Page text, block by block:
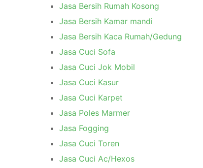
Jasa Bersih Rumah Kosong
Jasa Bersih Kamar mandi
Jasa Bersih Kaca Rumah/Gedung
Jasa Cuci Sofa
Jasa Cuci Jok Mobil
Jasa Cuci Kasur
Jasa Cuci Karpet
Jasa Poles Marmer
Jasa Fogging
Jasa Cuci Toren
Jasa Cuci Ac/Hexos